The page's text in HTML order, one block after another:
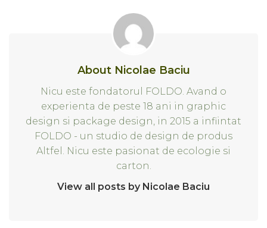
About Nicolae Baciu
Nicu este fondatorul FOLDO. Avand o
experienta de peste 18 ani in graphic
design si package design, in 2015 a infiintat
FOLDO - un studio de design de produs
Altfel. Nicu este pasionat de ecologie si
carton.
View all posts by Nicolae Baciu